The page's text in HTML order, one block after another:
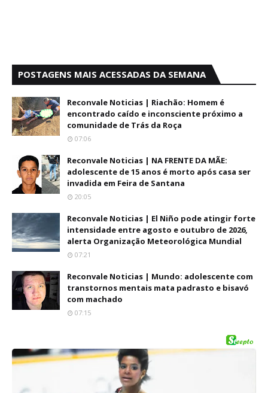
POSTAGENS MAIS ACESSADAS DA SEMANA
Reconvale Noticias | Riachão: Homem é
encontrado caído e inconsciente próximo a
comunidade de Trás da Roça
07:06
Reconvale Noticias | NA FRENTE DA MÃE:
adolescente de 15 anos é morto após casa ser
invadida em Feira de Santana
20:05
Reconvale Noticias | El Niño pode atingir forte
intensidade entre agosto e outubro de 2026,
alerta Organização Meteorológica Mundial
07:21
Reconvale Noticias | Mundo: adolescente com
transtornos mentais mata padrasto e bisavó
com machado
07:15